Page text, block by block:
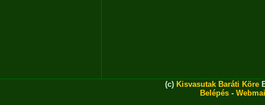
(c) Kisvasutak Baráti Köre
Belépés -